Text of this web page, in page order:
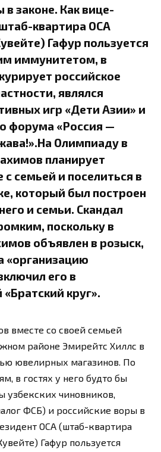
в законе. Как вице-
квартира ОСА
Гафур пользуется
иммунитетом, в
российское
являлся
игр «Дети Азии» и
форума «Россия —
Олимпиаду в
планирует
с семьей и поселиться в
который был построен
и семьи. Скандал
поскольку в
объявлен в розыск,
«организацию
его в
круг».
вместе со своей семьей
районе Эмирейтс Хиллс в
ювелирных магазинов. По
в гостях у него будто бы
чиновников,
ФСБ) и российские воры в
ОСА (штаб-квартира
Гафур пользуется